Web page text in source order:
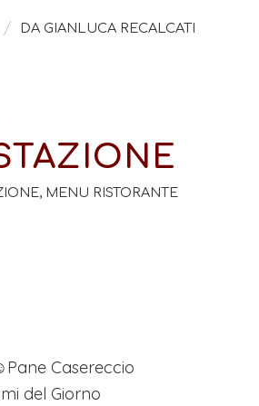
/ DA GIANLUCA RECALCATI
, MENU RISTORANTE
Casereccio
del Giorno